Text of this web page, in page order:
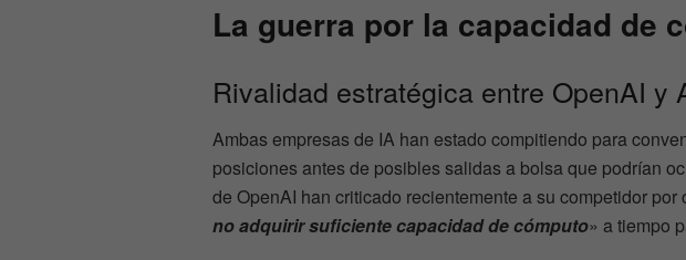
La guerra por la capacidad de
Rivalidad estratégica entre OpenAI y
Ambas empresas de IA han estado compitiendo para
posiciones antes de posibles salidas a bolsa que podrían
de OpenAI han criticado recientemente a su competidor por
no adquirir suficiente capacidad de cómputo» a tiempo